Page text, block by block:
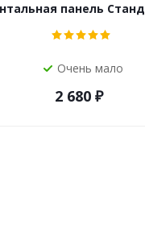
панель
Очень мало
2 680 ₽